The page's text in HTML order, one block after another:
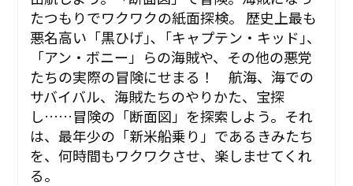
たつもりでワクワクの紙面探検。 歴史上最も
悪名高い「黒ひげ｣､「キャプテン・キッド｣、
「アン・ボニー」らの海賊や、その他の悪党
たちの実際の冒険にせまる！ 航海、海での
サバイバル、海賊たちのやりかた、宝探
し……冒険の「断面図」を探索しよう。それ
は、最年少の「新米船乗り」であるきみたち
を、何時間もワクワクさせ、楽しませてくれ
る。